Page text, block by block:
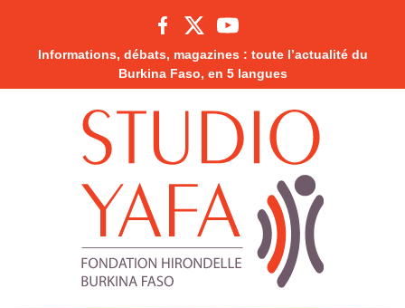
Informations, débats, magazines : toute l’actualité du
Burkina Faso, en 5 langues